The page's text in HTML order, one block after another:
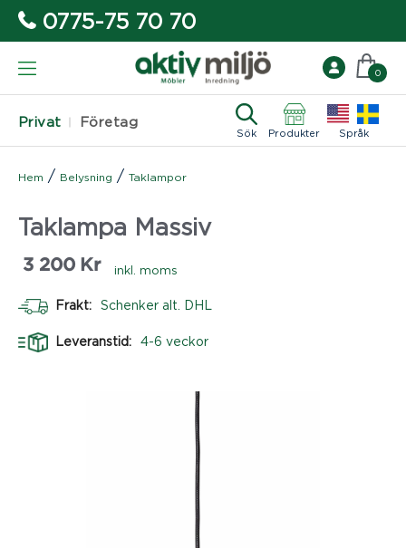
0775-75 70 70
Privat Företag
Sök Produkter Språk
0
Hem / Belysning / Taklampor
Taklampa Massiv
3 200 Kr inkl. moms
Frakt: Schenker alt. DHL
Leveranstid: 4-6 veckor